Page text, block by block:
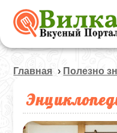
Главная › Полезно